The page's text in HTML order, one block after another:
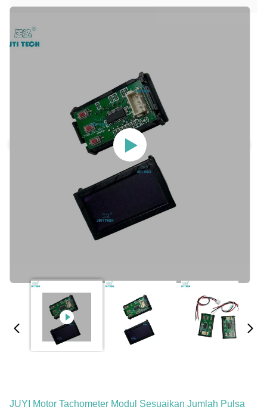
JUYI Motor Tachometer Modul Sesuaikan Jumlah Pulsa